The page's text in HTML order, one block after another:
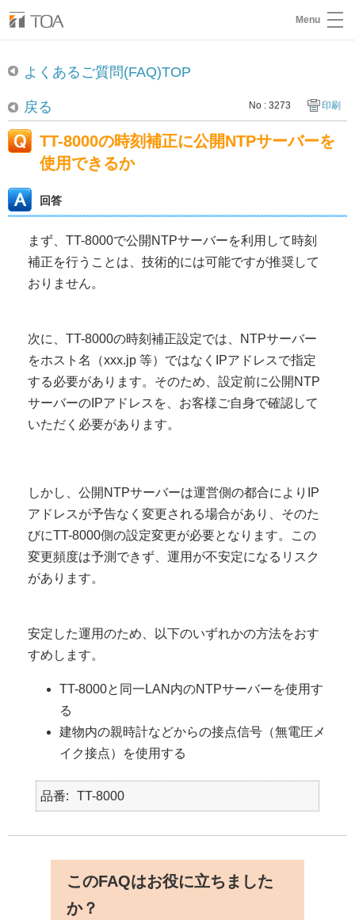
Menu
よくあるご質問(FAQ)TOP
戻る No : 3273 印刷
TT-8000の時刻補正に公開NTPサーバーを
使用できるか
回答
まず、TT-8000で公開NTPサーバーを利用して時刻
補正を行うことは、技術的には可能ですが推奨して
おりません。
次に、TT-8000の時刻補正設定では、NTPサーバー
をホスト名（xxx.jp 等）ではなくIPアドレスで指定
する必要があります。そのため、設定前に公開NTP
サーバーのIPアドレスを、お客様ご自身で確認して
いただく必要があります。
しかし、公開NTPサーバーは運営側の都合によりIP
アドレスが予告なく変更される場合があり、そのた
びにTT-8000側の設定変更が必要となります。この
変更頻度は予測できず、運用が不安定になるリスク
があります。
安定した運用のため、以下のいずれかの方法をおす
すめします。
TT-8000と同一LAN内のNTPサーバーを使用す
る
建物内の親時計などからの接点信号（無電圧メ
イク接点）を使用する
品番 TT-8000
このFAQはお役に立ちました
か？